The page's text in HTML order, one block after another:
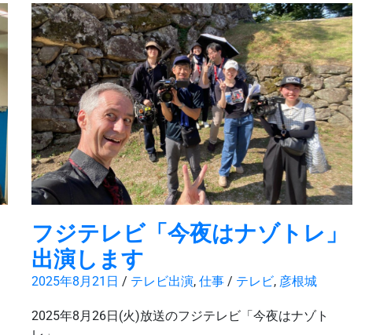
フジテレビ「今夜はナゾトレ」
出演します
2025年8月21日 / テレビ出演, 仕事 / テレビ, 彦根城
2025年8月26日(火)放送のフジテレビ「今夜はナゾト